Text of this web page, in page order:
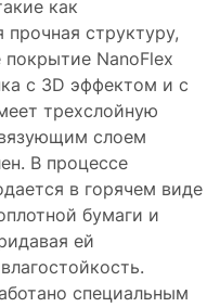
как
прочная структуру,
покрытие NanoFlex
с 3D эффектом и с
трехслойную
слоем
В процессе
в горячем виде
бумаги и
ей
специальным